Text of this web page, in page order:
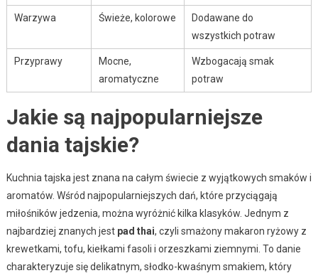
Warzywa Świeże, kolorowe
Dodawane do
wszystkich potraw
Przyprawy
Mocne,
aromatyczne
Wzbogacają smak
potraw
Jakie są najpopularniejsze
dania tajskie?
Kuchnia tajska jest znana na całym świecie z wyjątkowych smaków i
aromatów. Wśród najpopularniejszych dań, które przyciągają
miłośników jedzenia, można wyróżnić kilka klasyków. Jednym z
najbardziej znanych jest pad thai, czyli smażony makaron ryżowy z
krewetkami, tofu, kiełkami fasoli i orzeszkami ziemnymi. To danie
charakteryzuje się delikatnym, słodko-kwaśnym smakiem, który